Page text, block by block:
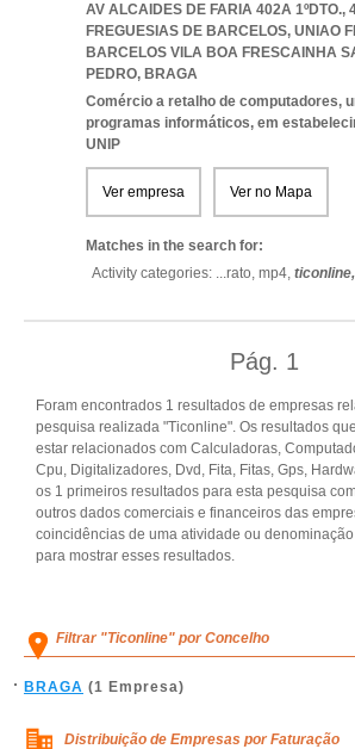
AV ALCAIDES DE FARIA 402A 1ºDTO.,
FREGUESIAS DE BARCELOS, UNIAO
BARCELOS VILA BOA FRESCAINHA
PEDRO, BRAGA
Comércio a retalho de computadores,
programas informáticos, em
UNIP
Ver empresa Ver no Mapa
Matches in the search for:
Activity categories: ...rato, mp4, ticonline,
Pág. 1
Foram encontrados 1 resultados de empresas
pesquisa realizada "Ticonline". Os resultados
estar relacionados com Calculadoras,
Cpu, Digitalizadores, Dvd, Fita, Fitas, Gps,
os 1 primeiros resultados para esta pesquisa
outros dados comerciais e financeiros das
coincidências de uma atividade ou
para mostrar esses resultados.
Filtrar "Ticonline" por Concelho
BRAGA (1 Empresa)
Distribuição de Empresas por Faturação